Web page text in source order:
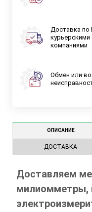
Доставка по
компаниями
Обмен или
ОПИСАНИЕ
ДОСТАВКА
Доставляем
милиомметры,